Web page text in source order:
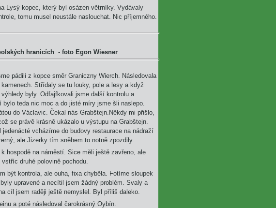
Lysý kopec, který byl osázen větrníky. Vydávaly
tomu musel neustále naslouchat. Nic příjemného.
hranicích - foto Egon Wiesner
pádili z kopce směr Graniczny Wierch. Následovala
Střídaly se tu louky, pole a lesy a když
byly. Odfajfkovali jsme další kontrolu a
teda nic moc a do jisté míry jsme šli naslepo.
do Václavic. Čekal nás Grabštejn.Někdy mi přišlo,
se právě krásně ukázalo u výstupu na Grabštejn.
vcházíme do budovy restaurace na nádraží
ale Jizerky tím sněhem to notně zpozdily.
hospodě na náměstí. Sice měli ještě zavřeno, ale
druhé polovině pochodu.
být kontrola, ale ouha, fixa chyběla. Fotíme sloupek
upravené a necítil jsem žádný problém. Svaly a
cíl jsem raději ještě nemyslel. Byl příliš daleko.
a poté následoval čarokrásný Oybín.